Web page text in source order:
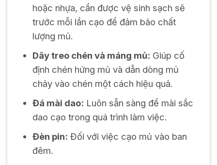
hoặc nhựa, cần được vệ sinh sạch sẽ
trước mỗi lần cạo để đảm bảo chất
lượng mủ.
Dây treo chén và máng mủ: Giúp cố
định chén hứng mủ và dẫn dòng mủ
chảy vào chén một cách hiệu quả.
Đá mài dao: Luôn sẵn sàng để mài sắc
dao cạo trong quá trình làm việc.
Đèn pin: Đối với việc cạo mủ vào ban
đêm.